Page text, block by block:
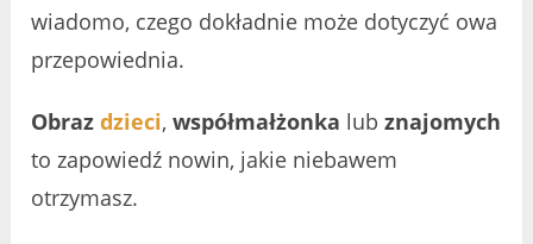
wiadomo, czego dokładnie może dotyczyć owa
przepowiednia.
Obrazdzieci, współmałżonka lub znajomych
to zapowiedź nowin, jakie niebawem
otrzymasz.